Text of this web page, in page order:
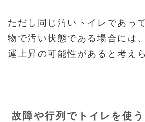
ただし同じ汚いトイレであっ
物で汚い状態である場合には
運上昇の可能性があると考え
故障や行列でトイレを使